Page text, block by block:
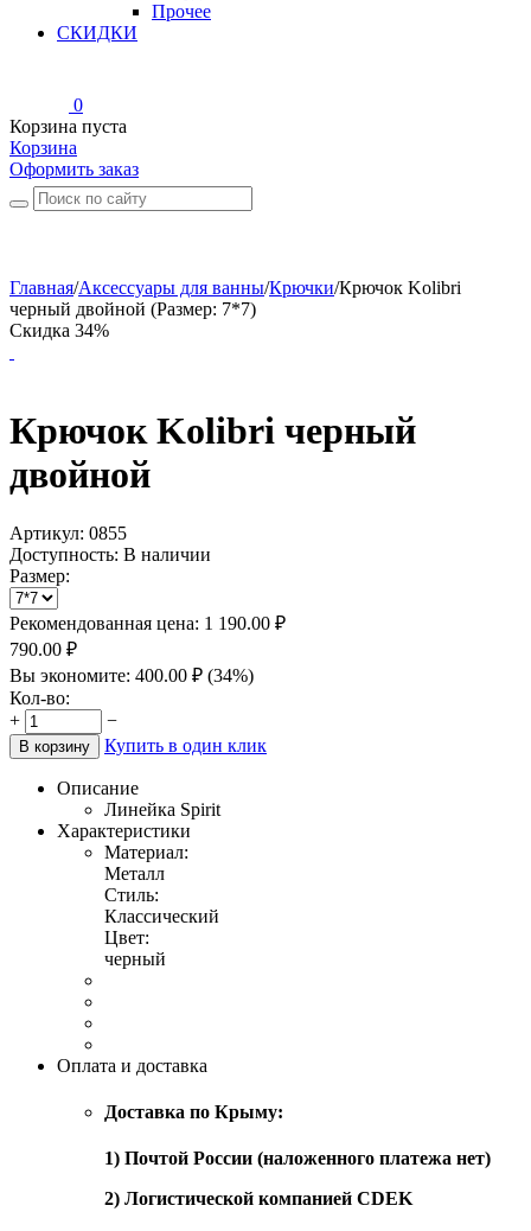
Прочее
СКИДКИ
0
Корзина пуста
Корзина
Оформить заказ
Главная/Аксессуары для ванны/Крючки/Крючок Kolibri
черный двойной (Размер: 7*7)
Скидка 34%
Крючок Kolibri черный
двойной
Артикул: 0855
Доступность: В наличии
Размер:
Рекомендованная цена: 1 190.00 ₽
790.00 ₽
Вы экономите: 400.00 ₽ (34%)
Кол-во:
+
−
В корзину Купить в один клик
Описание
Линейка Spirit
Характеристики
Материал:
Металл
Стиль:
Классический
Цвет:
черный
Оплата и доставка
Доставка по Крыму:
1) Почтой России (наложенного платежа нет)
2) Логистической компанией CDEK